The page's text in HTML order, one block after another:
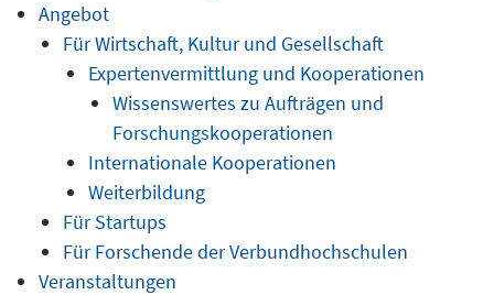
Angebot
Für Wirtschaft, Kultur und Gesellschaft
Expertenvermittlung und Kooperationen
Wissenswertes zu Aufträgen und
Forschungskooperationen
Internationale Kooperationen
Weiterbildung
Für Startups
Für Forschende der Verbundhochschulen
Veranstaltungen